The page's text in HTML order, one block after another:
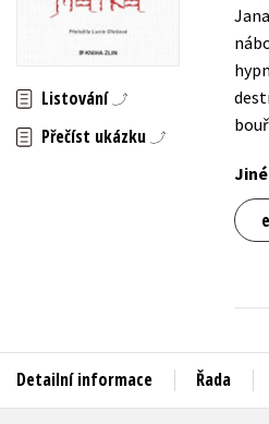
Beletrie pro děti
Byznys a ekonomie
Listování
Přečíst ukázku
Detailní informace Řada